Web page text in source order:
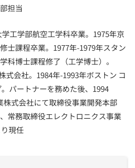
担当
工学部航空工学科卒業。1975年京
士課程卒業。1977年-1979年スタン
科博士課程修了（工学博士）。
式会社。1984年-1993年ボストン コ
パートナーを務めた後、1994
株式会社にて取締役事業開発本部
常務取締役エレクトロニクス事業
現任